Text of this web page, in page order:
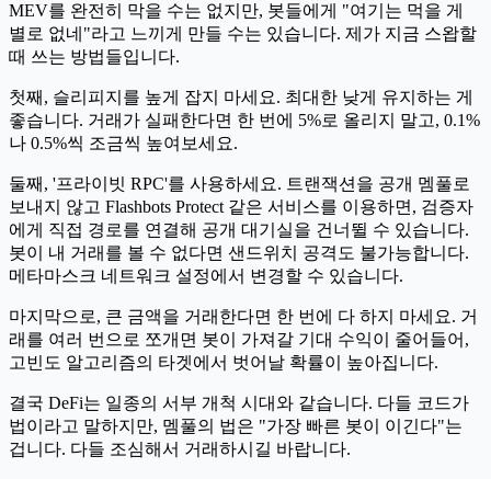
MEV를 완전히 막을 수는 없지만, 봇들에게 "여기는 먹을 게
별로 없네"라고 느끼게 만들 수는 있습니다. 제가 지금 스왑할
때 쓰는 방법들입니다.
첫째, 슬리피지를 높게 잡지 마세요. 최대한 낮게 유지하는 게
좋습니다. 거래가 실패한다면 한 번에 5%로 올리지 말고, 0.1%
나 0.5%씩 조금씩 높여보세요.
둘째, '프라이빗 RPC'를 사용하세요. 트랜잭션을 공개 멤풀로
보내지 않고 Flashbots Protect 같은 서비스를 이용하면, 검증자
에게 직접 경로를 연결해 공개 대기실을 건너뛸 수 있습니다.
봇이 내 거래를 볼 수 없다면 샌드위치 공격도 불가능합니다.
메타마스크 네트워크 설정에서 변경할 수 있습니다.
마지막으로, 큰 금액을 거래한다면 한 번에 다 하지 마세요. 거
래를 여러 번으로 쪼개면 봇이 가져갈 기대 수익이 줄어들어,
고빈도 알고리즘의 타겟에서 벗어날 확률이 높아집니다.
결국 DeFi는 일종의 서부 개척 시대와 같습니다. 다들 코드가
법이라고 말하지만, 멤풀의 법은 "가장 빠른 봇이 이긴다"는
겁니다. 다들 조심해서 거래하시길 바랍니다.